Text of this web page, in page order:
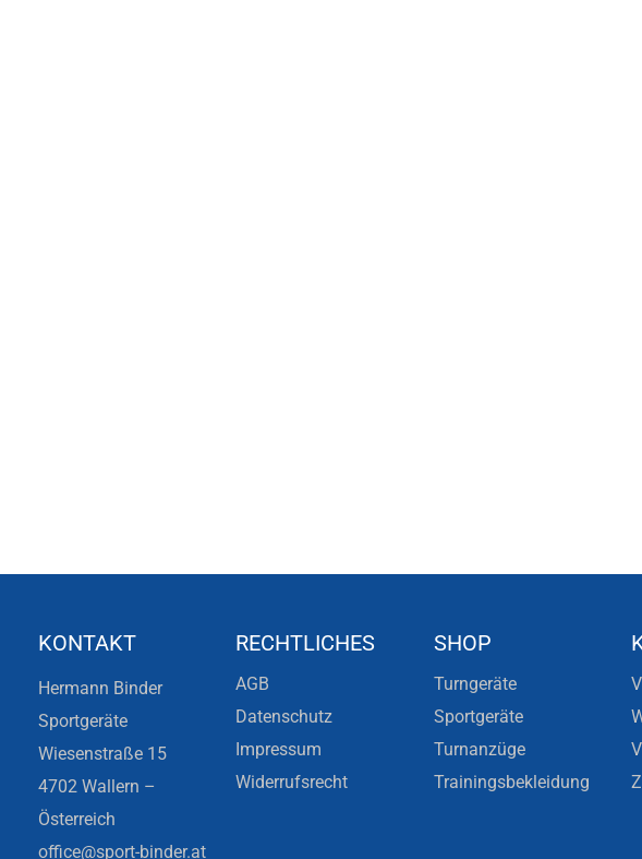
KONTAKT
Hermann Binder
Sportgeräte
Wiesenstraße 15
4702 Wallern –
Österreich
office@sport-binder.at
RECHTLICHES
AGB
Datenschutz
Impressum
Widerrufsrecht
SHOP
Turngeräte
Sportgeräte
Turnanzüge
Trainingsbekleidung